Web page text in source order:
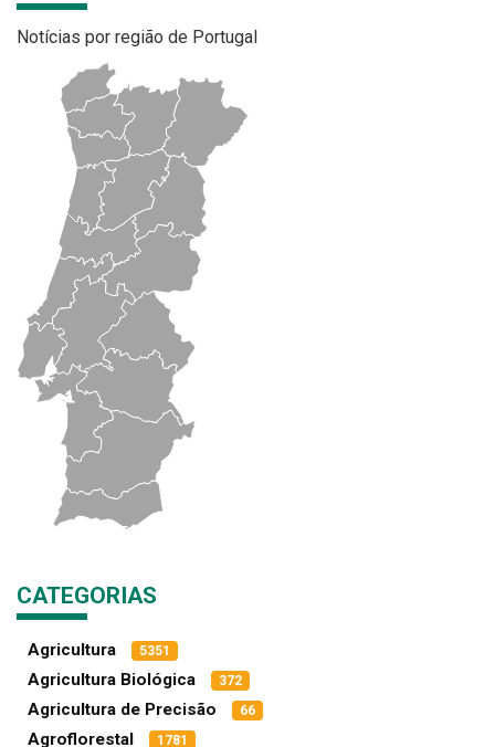
Notícias por região de Portugal
CATEGORIAS
Agricultura 5351
Agricultura Biológica 372
Agricultura de Precisão 66
Agroflorestal 1781